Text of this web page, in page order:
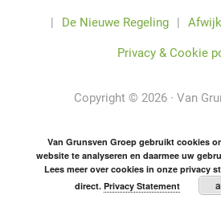
| De Nieuwe Regeling |
Privacy & Cookie
Copyright © 2026 · Van
Van Grunsven Groep gebruikt cookies
website te analyseren en daarmee uw
Lees meer over cookies in onze privacy
direct.Privacy Statement